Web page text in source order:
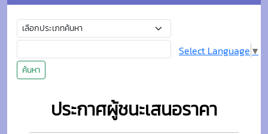
ค้นหา
Select Language ▼
ประกาศผู้ชนะเสนอราคา